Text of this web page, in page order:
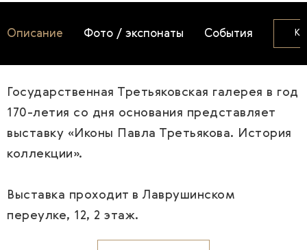
Описание Фото / экспонаты События
Государственная Третьяковская галерея в год
170-летия со дня основания представляет
выставку «Иконы Павла Третьякова. История
коллекции».
Выставка проходит в Лаврушинском
переулке, 12, 2 этаж.